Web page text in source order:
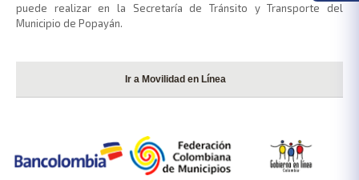
puede realizar en la Secretaría de Tránsito y Transporte del
Municipio de Popayán.​
Ir a Movilidad en Lí​nea